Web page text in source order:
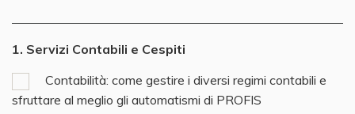
1. Servizi Contabili e Cespiti
Contabilità: come gestire i diversi regimi contabili e
sfruttare al meglio gli automatismi di PROFIS